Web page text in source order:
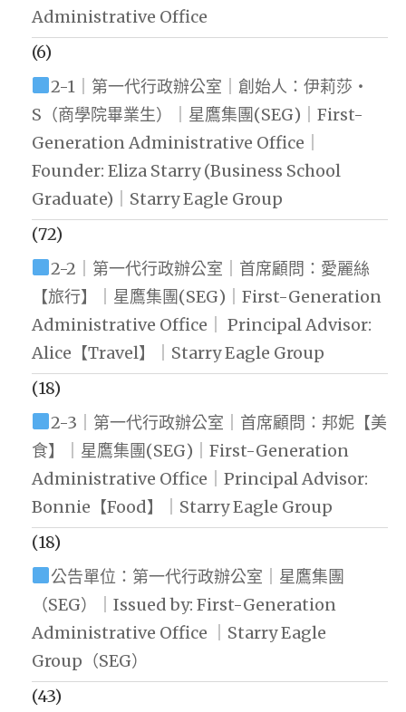
Administrative Office
(6)
2-1｜第一代行政辦公室｜創始人：伊莉莎・
S（商學院畢業生）｜星鷹集團(SEG)｜First-
Generation Administrative Office｜
Founder: Eliza Starry (Business School
Graduate)｜Starry Eagle Group
(72)
2-2｜第一代行政辦公室｜首席顧問：愛麗絲
【旅行】｜星鷹集團(SEG)｜First-Generation
Administrative Office｜ Principal Advisor:
Alice【Travel】｜Starry Eagle Group
(18)
2-3｜第一代行政辦公室｜首席顧問：邦妮【美
食】｜星鷹集團(SEG)｜First-Generation
Administrative Office｜Principal Advisor:
Bonnie【Food】｜Starry Eagle Group
(18)
公告單位：第一代行政辦公室｜星鷹集團
（SEG）｜Issued by: First-Generation
Administrative Office ｜Starry Eagle
Group（SEG）
(43)